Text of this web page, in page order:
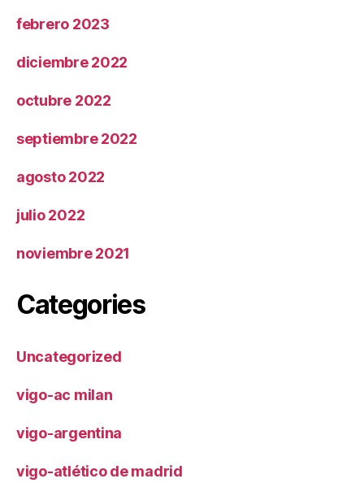
febrero 2023
diciembre 2022
octubre 2022
septiembre 2022
agosto 2022
julio 2022
noviembre 2021
Categories
Uncategorized
vigo-ac milan
vigo-argentina
vigo-atlético de madrid